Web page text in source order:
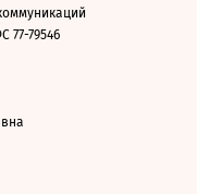
77-79546